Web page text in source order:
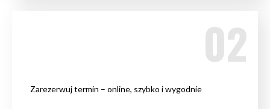
Zarezerwuj termin – online, szybko i wygodnie